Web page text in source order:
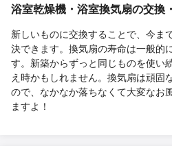
浴室乾燥機・浴室換気扇の交換
新しいものに交換することで、今ま
決できます。換気扇の寿命は一般的
す。新築からずっと同じものを使い
え時かもしれません。換気扇は頑固
ので、なかなか落ちなくて大変なお
ますよ！